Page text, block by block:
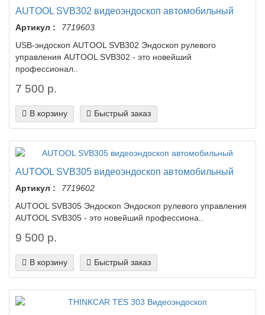
AUTOOL SVB302 видеоэндоскоп автомобильный
Артикул :
7719603
USB-эндоскоп AUTOOL SVB302 Эндоскоп рулевого
управления AUTOOL SVB302 - это новейший
профессионал..
7 500 р.
В корзину Быстрый заказ
AUTOOL SVB305 видеоэндоскоп автомобильный
Артикул :
7719602
AUTOOL SVB305 Эндоскоп Эндоскоп рулевого управления
AUTOOL SVB305 - это новейший профессиона..
9 500 р.
В корзину Быстрый заказ